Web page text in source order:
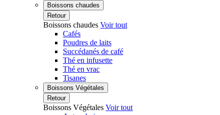
Boissons chaudes
Retour
Boissons chaudes Voir tout
Cafés
Poudres de laits
Succédanés de café
Thé en infusette
Thé en vrac
Tisanes
Boissons Végétales
Retour
Boissons Végétales Voir tout